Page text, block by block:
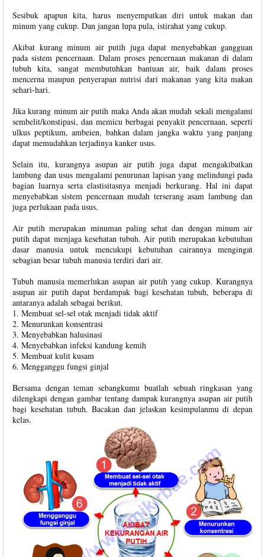
Sesibuk apapun kita, harus menyempatkan diri untuk makan dan
minum yang cukup. Dan jangan lupa pula, istirahat yang cukup.
Akibat kurang minum air putih juga dapat menyebabkan gangguan
pada sistem pencernaan. Dalam proses pencernaan makanan di dalam
tubuh kita, sangat membutuhkan bantuan air, baik dalam proses
mencerna maupun penyerapan nutrisi dari makanan yang kita makan
sehari-hari.
Jika kurang minum air putih maka Anda akan mudah sekali mengalami
sembelit/konstipasi, dan memicu berbagai penyakit pencernaan, seperti
ulkus peptikum, ambeien, bahkan dalam jangka waktu yang panjang
dapat memudahkan terjadinya kanker usus.
Selain itu, kurangnya asupan air putih juga dapat mengakibatkan
lambung dan usus mengalami penurunan lapisan yang melindungi pada
bagian luarnya serta elastisitasnya menjadi berkurang. Hal ini dapat
menyebabkan sistem pencernaan mudah terserang asam lambung dan
juga perlukaan pada usus.
Air putih merupakan minuman paling sehat dan dengan minum air
putih dapat menjaga kesehatan tubuh. Air putih merupakan kebutuhan
dasar manusia untuk mencukupi kebutuhan cairannya mengingat
sebagian besar tubuh manusia terdiri dari air.
Tubuh manusia memerlukan asupan air putih yang cukup. Kurangnya
asupan air putih dapat berdampak bagi kesehatan tubuh, beberapa di
antaranya adalah sebagai berikut.
1. Membuat sel-sel otak menjadi tidak aktif
2. Menurunkan konsentrasi
3. Menyebabkan halusinasi
4. Menyebabkan infeksi kandung kemih
5. Membuat kulit kusam
6. Mengganggu fungsi ginjal
Bersama dengan teman sebangkumu buatlah sebuah ringkasan yang
dilengkapi dengan gambar tentang dampak kurangnya asupan air putih
bagi kesehatan tubuh. Bacakan dan jelaskan kesimpulanmu di depan
kelas.